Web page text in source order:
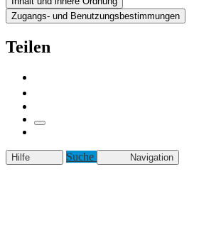
Zugangs- und Benutzungsbestimmungen
Teilen
Hilfe Suche Navigation